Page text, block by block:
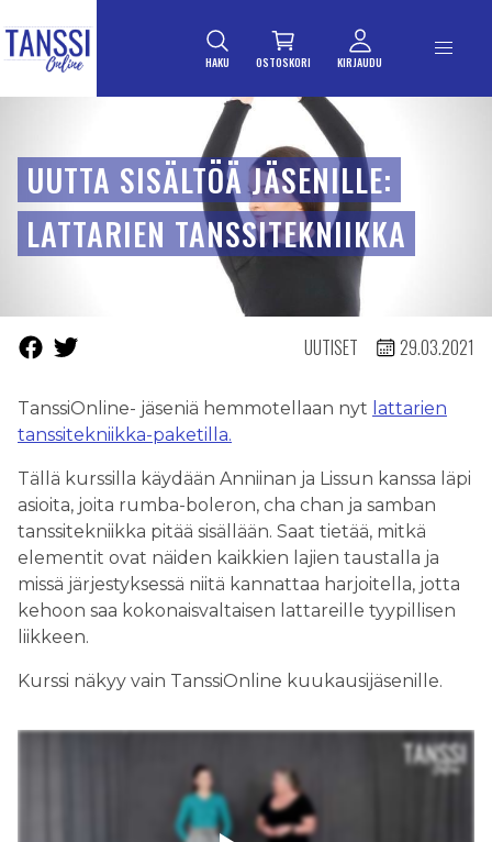
HAKU OSTOSKORI KIRJAUDU
UUTTA SISÄLTÖÄ JÄSENILLE:
LATTARIEN TANSSITEKNIIKKA
UUTISET 29.03.2021
TanssiOnline- jäseniä hemmotellaan nyt lattarien
tanssitekniikka-paketilla.
Tällä kurssilla käydään Anniinan ja Lissun kanssa läpi
asioita, joita rumba-boleron, cha chan ja samban
tanssitekniikka pitää sisällään. Saat tietää, mitkä
elementit ovat näiden kaikkien lajien taustalla ja
missä järjestyksessä niitä kannattaa harjoitella, jotta
kehoon saa kokonaisvaltaisen lattareille tyypillisen
liikkeen.
Kurssi näkyy vain TanssiOnline kuukausijäsenille.